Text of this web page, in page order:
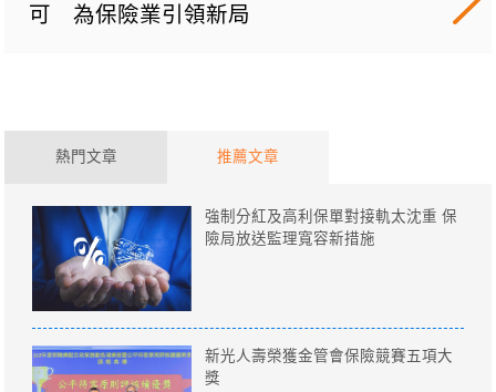
可 為保險業引領新局
熱門文章 推薦文章
強制分紅及高利保單對接軌太沈重 保
險局放送監理寬容新措施
新光人壽榮獲金管會保險競賽五項大
獎